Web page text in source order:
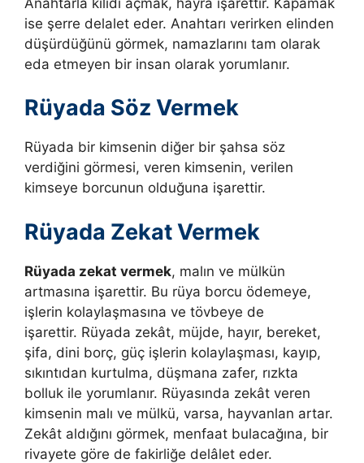
ise şerre delalet eder. Anahtarı verirken elinden
düşürdüğünü görmek, namazlarını tam olarak
eda etmeyen bir insan olarak yorumlanır.
Rüyada Söz Vermek
Rüyada bir kimsenin diğer bir şahsa söz
verdiğini görmesi, veren kimsenin, verilen
kimseye borcunun olduğuna işarettir.
Rüyada Zekat Vermek
Rüyada zekat vermek, malın ve mülkün
artmasına işarettir. Bu rüya borcu ödemeye,
işlerin kolaylaşmasına ve tövbeye de
işarettir. Rüyada zekât, müjde, hayır, bereket,
şifa, dini borç, güç işlerin kolaylaşması, kayıp,
sıkıntıdan kurtulma, düşmana zafer, rızkta
bolluk ile yorumlanır. Rüyasında zekât veren
kimsenin malı ve mülkü, varsa, hayvanlan artar.
Zekât aldığını görmek, menfaat bulacağına, bir
rivayete göre de fakirliğe delâlet eder.